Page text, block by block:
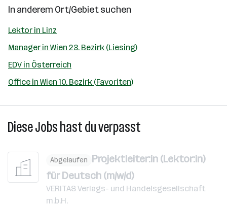
In anderem Ort/Gebiet suchen
Lektor in Linz
Manager in Wien 23. Bezirk (Liesing)
EDV in Österreich
Office in Wien 10. Bezirk (Favoriten)
Diese Jobs hast du verpasst
Abgelaufen Projektleiter:in (Lektor:in)
für Deutsch (m/w/d)
VERITAS Verlags- und Handelsgesellschaft
m.b.H.